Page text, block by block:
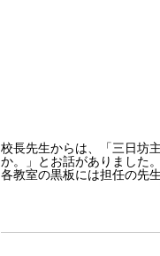
校長先生からは、「三日坊
か。」とお話がありました。
各教室の黒板には担任の先